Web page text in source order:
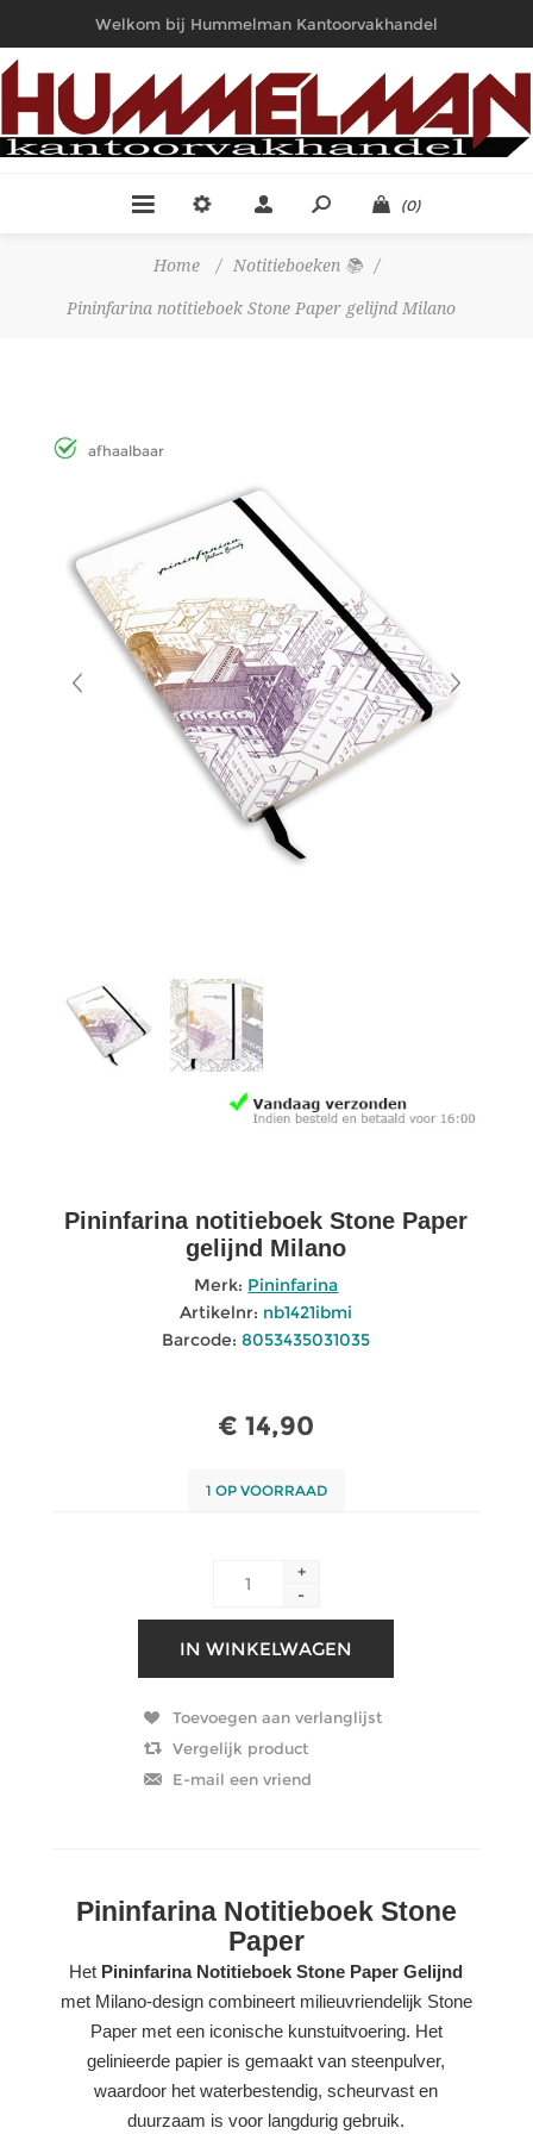
Welkom bij Hummelman Kantoorvakhandel
(0)
Home / Notitieboeken 📚 /
Pininfarina notitieboek Stone Paper gelijnd Milano
afhaalbaar
Pininfarina notitieboek Stone Paper
gelijnd Milano
Merk: Pininfarina
Artikelnr: nb1421ibmi
Barcode: 8053435031035
€ 14,90
1 OP VOORRAAD
+
-
Pininfarina Notitieboek Stone
Paper
Het Pininfarina Notitieboek Stone Paper Gelijnd
met Milano-design combineert milieuvriendelijk Stone
Paper met een iconische kunstuitvoering. Het
gelinieerde papier is gemaakt van steenpulver,
waardoor het waterbestendig, scheurvast en
duurzaam is voor langdurig gebruik.